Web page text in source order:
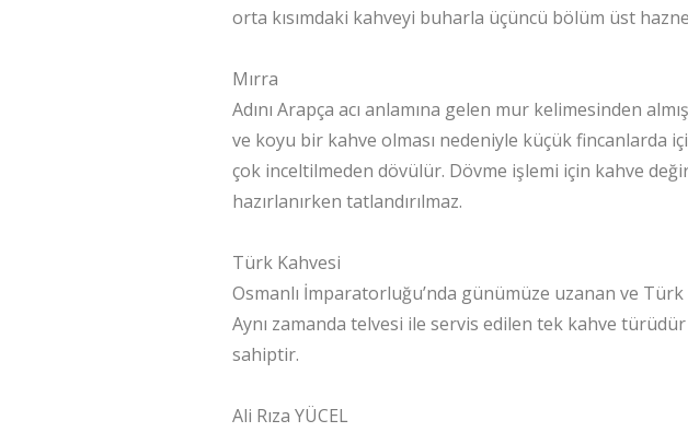
orta kısımdaki kahveyi buharla üçüncü bölüm üst
Mırra
Adını Arapça acı anlamına gelen mur kelimesinden
ve koyu bir kahve olması nedeniyle küçük fincanlarda
çok inceltilmeden dövülür. Dövme işlemi için kahve
hazırlanırken tatlandırılmaz.
Türk Kahvesi
Osmanlı İmparatorluğu’nda günümüze uzanan ve
Aynı zamanda telvesi ile servis edilen tek kahve
sahiptir.
Ali Rıza YÜCEL